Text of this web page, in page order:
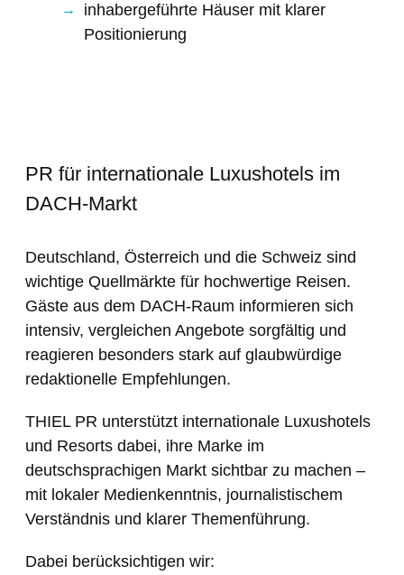
inhabergeführte Häuser mit klarer
Positionierung
PR für internationale Luxushotels im
DACH-Markt
Deutschland, Österreich und die Schweiz sind
wichtige Quellmärkte für hochwertige Reisen.
Gäste aus dem DACH-Raum informieren sich
intensiv, vergleichen Angebote sorgfältig und
reagieren besonders stark auf glaubwürdige
redaktionelle Empfehlungen.
THIEL PR unterstützt internationale Luxushotels
und Resorts dabei, ihre Marke im
deutschsprachigen Markt sichtbar zu machen –
mit lokaler Medienkenntnis, journalistischem
Verständnis und klarer Themenführung.
Dabei berücksichtigen wir: